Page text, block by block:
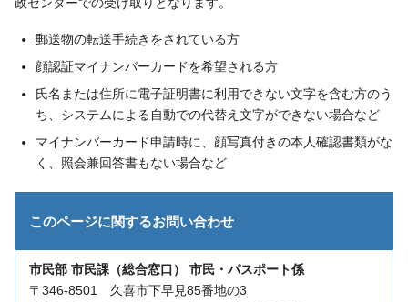
郵送物の転送手続きをされている方
顔認証マイナンバーカードを希望される方
氏名または住所に電子証明書に利用できない文字を含む方のう
ち、システムによる自動での代替え文字ができない場合など
マイナンバーカード申請時に、顔写真付きの本人確認書類がな
く、照会兼回答書もない場合など
このページに関するお問い合わせ
市民部 市民課（総合窓口） 市民・パスポート係
〒346-8501 久喜市下早見85番地の3